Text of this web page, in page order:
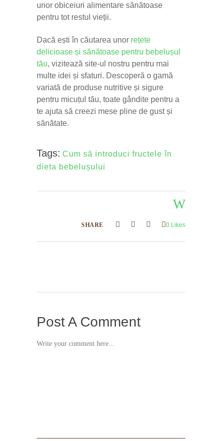
unor obiceiuri alimentare sănătoase
pentru tot restul vieții.
Dacă ești în căutarea unor rețete
delicioase și sănătoase pentru bebelușul
tău, vizitează site-ul nostru pentru mai
multe idei și sfaturi. Descoperă o gamă
variată de produse nutritive și sigure
pentru micuțul tău, toate gândite pentru a
te ajuta să creezi mese pline de gust și
sănătate.
Tags: Cum să introduci fructele în
dieta bebelușului
SHARE 0 Likes
Post A Comment